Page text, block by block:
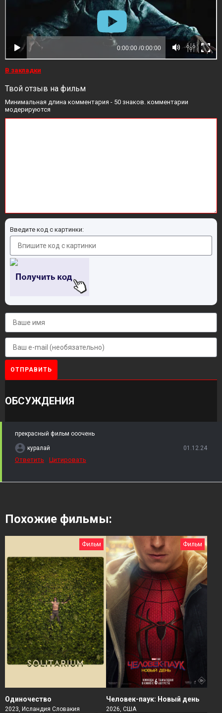
В закладки
Твой отзыв на фильм
Минимальная длина комментария - 50 знаков. комментарии
модерируются
Введите код с картинки:
ОТПРАВИТЬ
ОБСУЖДЕНИЯ
прекрасный фильм ооочень
куралай 01.12.24
Ответить Цитировать
Похожие фильмы:
Фильм
Одиночество
2023, Исландия Словакия
Фильм
Человек-паук: Новый день
2026, США